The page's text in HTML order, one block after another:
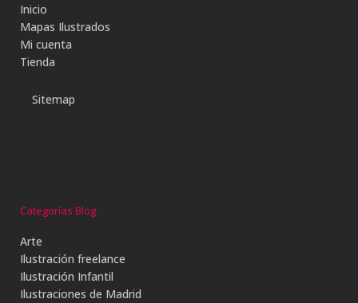
Inicio
Mapas Ilustrados
Mi cuenta
Tienda
Sitemap
Categorías Blog
Arte
Ilustración freelance
Ilustración Infantil
Ilustraciones de Madrid